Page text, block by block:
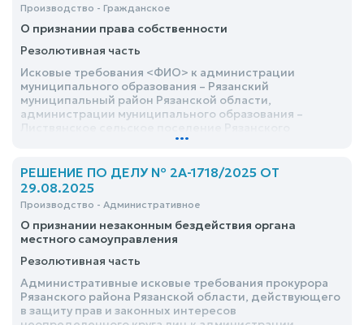
Производство - Гражданское
О признании права собственности
Резолютивная часть
Исковые требования <ФИО> к администрации
муниципального образования – Рязанский
муниципальный район Рязанской области,
администрации муниципального образования –
муниципального района Рязанской области, о
...
РЕШЕНИЕ ПО ДЕЛУ № 2А-1718/2025 ОТ
29.08.2025
Производство - Административное
О признании незаконным бездействия органа
местного самоуправления
Резолютивная часть
Административные исковые требования прокурора
Рязанского района Рязанской области, действующего
в защиту прав и законных интересов